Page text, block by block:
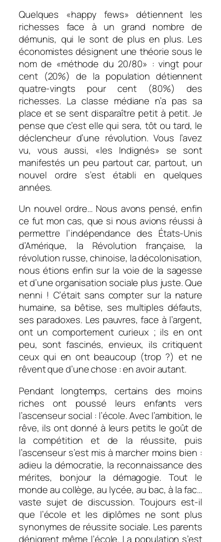
Quelques «happy fews» détiennent les
richesses face à un grand nombre de
démunis, qui le sont de plus en plus. Les
économistes désignent une théorie sous le
nom de «méthode du 20/80» : vingt pour
cent (20%) de la population détiennent
quatre-vingts pour cent (80%) des
richesses. La classe médiane n’a pas sa
place et se sent disparaître petit à petit. Je
pense que c’est elle qui sera, tôt ou tard, le
déclencheur d’une révolution. Vous l’avez
vu, vous aussi, «les Indignés» se sont
manifestés un peu partout car, partout, un
nouvel ordre s’est établi en quelques
années.
Un nouvel ordre… Nous avons pensé, enfin
ce fut mon cas, que si nous avions réussi à
permettre l’indépendance des États-Unis
d’Amérique, la Révolution française, la
révolution russe, chinoise, la décolonisation,
nous étions enfin sur la voie de la sagesse
et d’une organisation sociale plus juste. Que
nenni ! C’était sans compter sur la nature
humaine, sa bêtise, ses multiples défauts,
ses paradoxes. Les pauvres, face à l’argent,
ont un comportement curieux ; ils en ont
peu, sont fascinés, envieux, ils critiquent
ceux qui en ont beaucoup (trop ?) et ne
rêvent que d’une chose : en avoir autant.
Pendant longtemps, certains des moins
riches ont poussé leurs enfants vers
l’ascenseur social : l’école. Avec l’ambition, le
rêve, ils ont donné à leurs petits le goût de
la compétition et de la réussite, puis
l’ascenseur s’est mis à marcher moins bien :
adieu la démocratie, la reconnaissance des
mérites, bonjour la démagogie. Tout le
monde au collège, au lycée, au bac, à la fac…
vaste sujet de discussion. Toujours est-il
que l’école et les diplômes ne sont plus
synonymes de réussite sociale. Les parents
dénigrent même l’école. La population s’est